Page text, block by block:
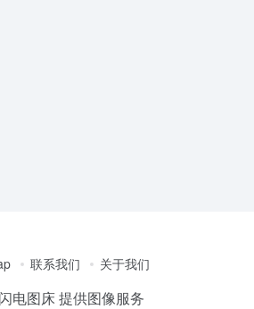
联系我们 关于我们
闪电图床提供图像服务